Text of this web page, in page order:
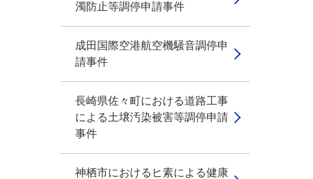
濁防止等調停申請事件
成田国際空港航空機騒音調停申
請事件
長崎県佐々町における道路工事
による土壌汚染被害等調停申請
事件
神栖市におけるヒ素による健康